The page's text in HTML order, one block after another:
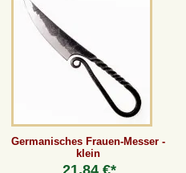
Germanisches Frauen-Messer -
klein